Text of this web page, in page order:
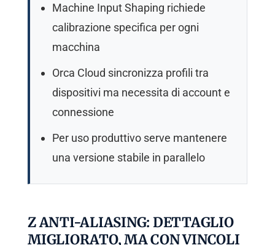
Machine Input Shaping richiede
calibrazione specifica per ogni
macchina
Orca Cloud sincronizza profili tra
dispositivi ma necessita di account e
connessione
Per uso produttivo serve mantenere
una versione stabile in parallelo
Z ANTI-ALIASING: DETTAGLIO
MIGLIORATO, MA CON VINCOLI